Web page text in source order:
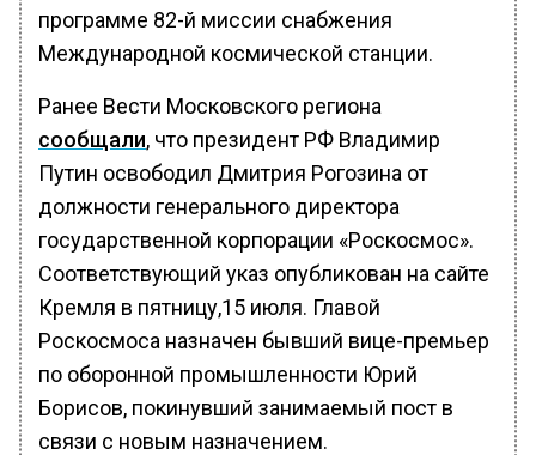
программе 82-й миссии снабжения
Международной космической станции.
Ранее Вести Московского региона
сообщали, что президент РФ Владимир
Путин освободил Дмитрия Рогозина от
должности генерального директора
государственной корпорации «Роскосмос».
Соответствующий указ опубликован на сайте
Кремля в пятницу,15 июля. Главой
Роскосмоса назначен бывший вице-премьер
по оборонной промышленности Юрий
Борисов, покинувший занимаемый пост в
связи с новым назначением.